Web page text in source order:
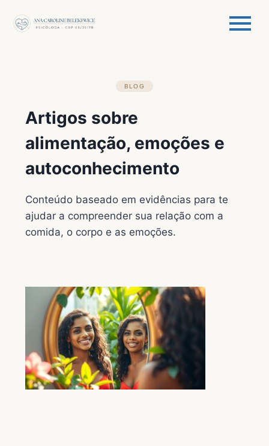
BLOG
Artigos sobre
alimentação, emoções e
autoconhecimento
Conteúdo baseado em evidências para te
ajudar a compreender sua relação com a
comida, o corpo e as emoções.